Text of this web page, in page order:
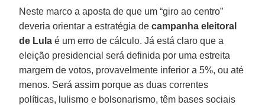
Neste marco a aposta de que um “giro ao centro”
deveria orientar a estratégia de campanha eleitoral
de Lula é um erro de cálculo. Já está claro que a
eleição presidencial será definida por uma estreita
margem de votos, provavelmente inferior a 5%, ou até
menos. Será assim porque as duas correntes
políticas, lulismo e bolsonarismo, têm bases sociais